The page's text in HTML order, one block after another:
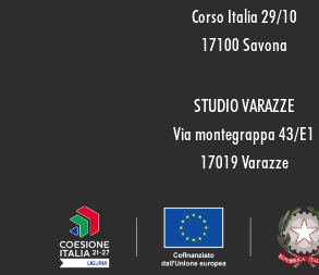
Corso Italia 29/10
17100 Savona
STUDIO VARAZZE
Via montegrappa 43/E1
17019 Varazze